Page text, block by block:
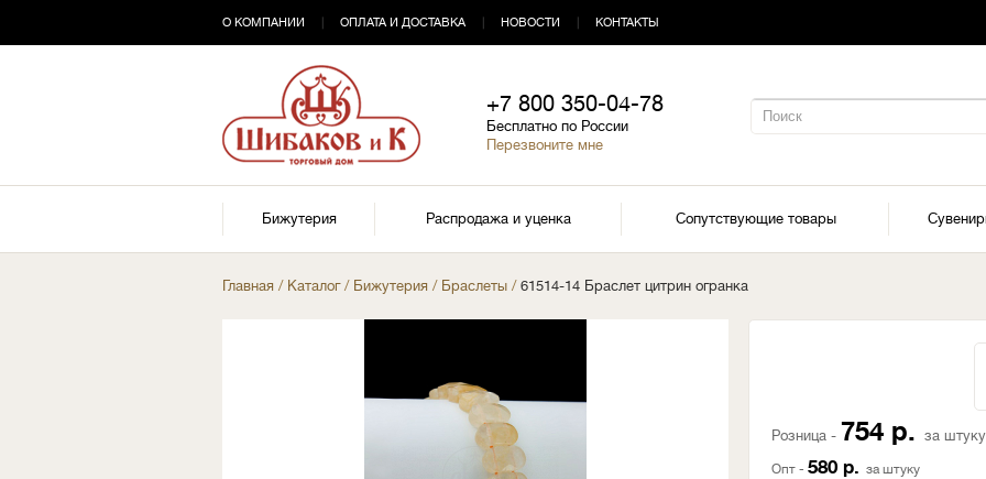
О КОМПАНИИ ОПЛАТА И ДОСТАВКА НОВОСТИ КОНТАКТЫ
+7 800 350-04-78
Бесплатно по России
Перезвоните мне
Бижутерия Распродажа и уценка Сопутствующие товары
Главная / Каталог/ Бижутерия / Браслеты / 61514-14 Браслет цитрин огранка
Розница - 754 р. за штуку
Опт - 580 р. за штуку